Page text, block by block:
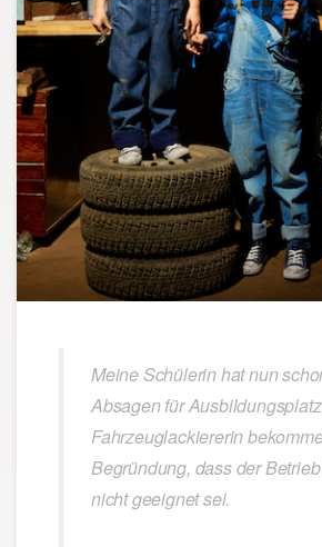
Meine Schülerin hat nun
Absagen für
Fahrzeuglackiererin
Begründung, dass der
nicht geeignet sei.